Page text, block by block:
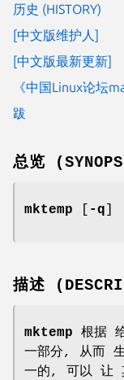
历史 (HISTORY)
[中文版维护人]
[中文版最新更新]
《中国Linux论坛
跋
总览
mktemp -q
描述
mktemp 根据
一部分, 从而
一的, 可以 让